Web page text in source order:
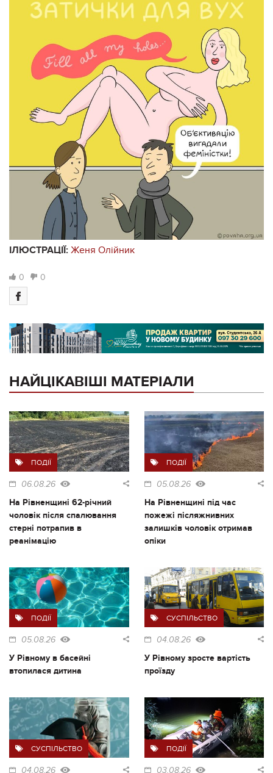
ІЛЮСТРАЦІЇ: Женя Олійник
0 0
НАЙЦІКАВІШІ МАТЕРІАЛИ
ПОДІЇ
06.08.26
На Рівненщині 62-річний
чоловік після спалювання
стерні потрапив в
реанімацію
ПОДІЇ
05.08.26
На Рівненщині під час
пожежі післяжнивних
залишків чоловік отримав
опіки
ПОДІЇ
05.08.26
У Рівному в басейні
втопилася дитина
СУСПІЛЬСТВО
04.08.26
У Рівному зросте вартість
проїзду
СУСПІЛЬСТВО
04.08.26
ПОДІЇ
03.08.26